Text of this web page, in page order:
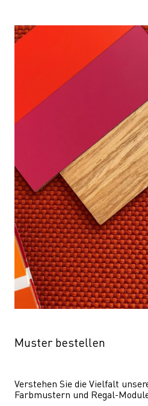
Muster bestellen
Verstehen Sie die Vielfalt
Farbmustern und Regal-